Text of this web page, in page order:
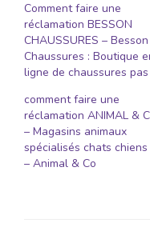
Comment faire une
réclamation BESSON
CHAUSSURES – Besson
Chaussures : Boutique
ligne de chaussures
comment faire une
réclamation ANIMAL &
– Magasins animaux
spécialisés chats
– Animal & Co